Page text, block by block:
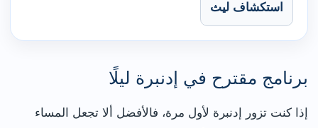
استكشاف ليث
برنامج مقترح في إدنبرة ليلًا
إذا كنت تزور إدنبرة لأول مرة، فالأفضل ألا تجعل المساء